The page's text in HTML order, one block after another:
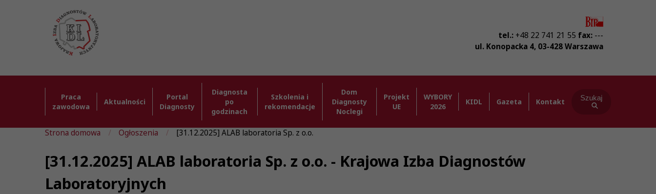
tel.: +48 22 741 21 55 fax: ---
ul. Konopacka 4, 03-428Warszawa
Praca
zawodowa
Aktualności
Portal
Diagnosty
Diagnosta
po
godzinach
Szkolenia i
rekomendacje
Dom
Diagnosty
Noclegi
Projekt
UE
WYBORY
2026
KIDL Gazeta Kontakt Szukaj
Strona domowa Ogłoszenia [31.12.2025] ALAB laboratoria Sp. z o.o.
[31.12.2025] ALAB laboratoria Sp. z o.o. - Krajowa Izba Diagnostów
Laboratoryjnych